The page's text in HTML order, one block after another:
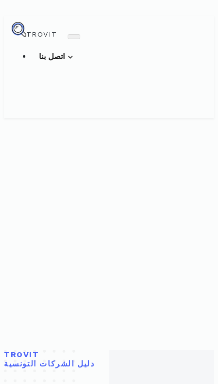
TROVIT
TROVIT
دليل الشركات التونسية